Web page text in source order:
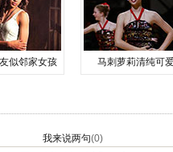
似邻家女孩 马刺萝莉清纯可
我来说两句(0)